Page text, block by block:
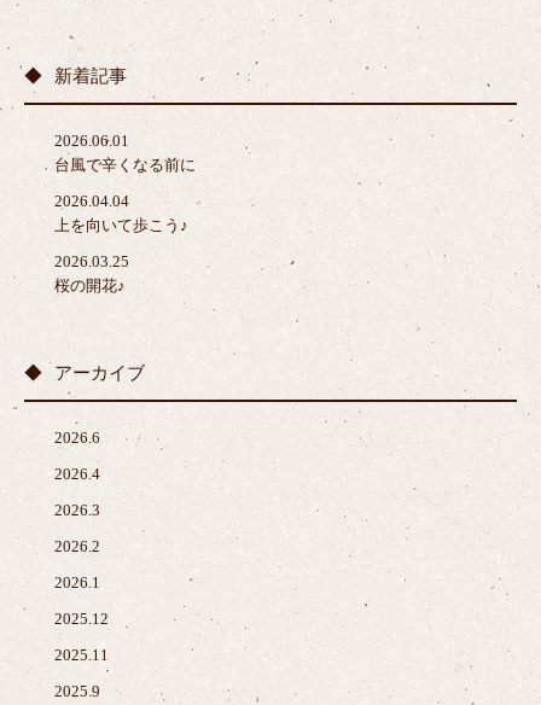
新着記事
2026.06.01
台風で辛くなる前に
2026.04.04
上を向いて歩こう♪
2026.03.25
桜の開花♪
アーカイブ
2026.6
2026.4
2026.3
2026.2
2026.1
2025.12
2025.11
2025.9